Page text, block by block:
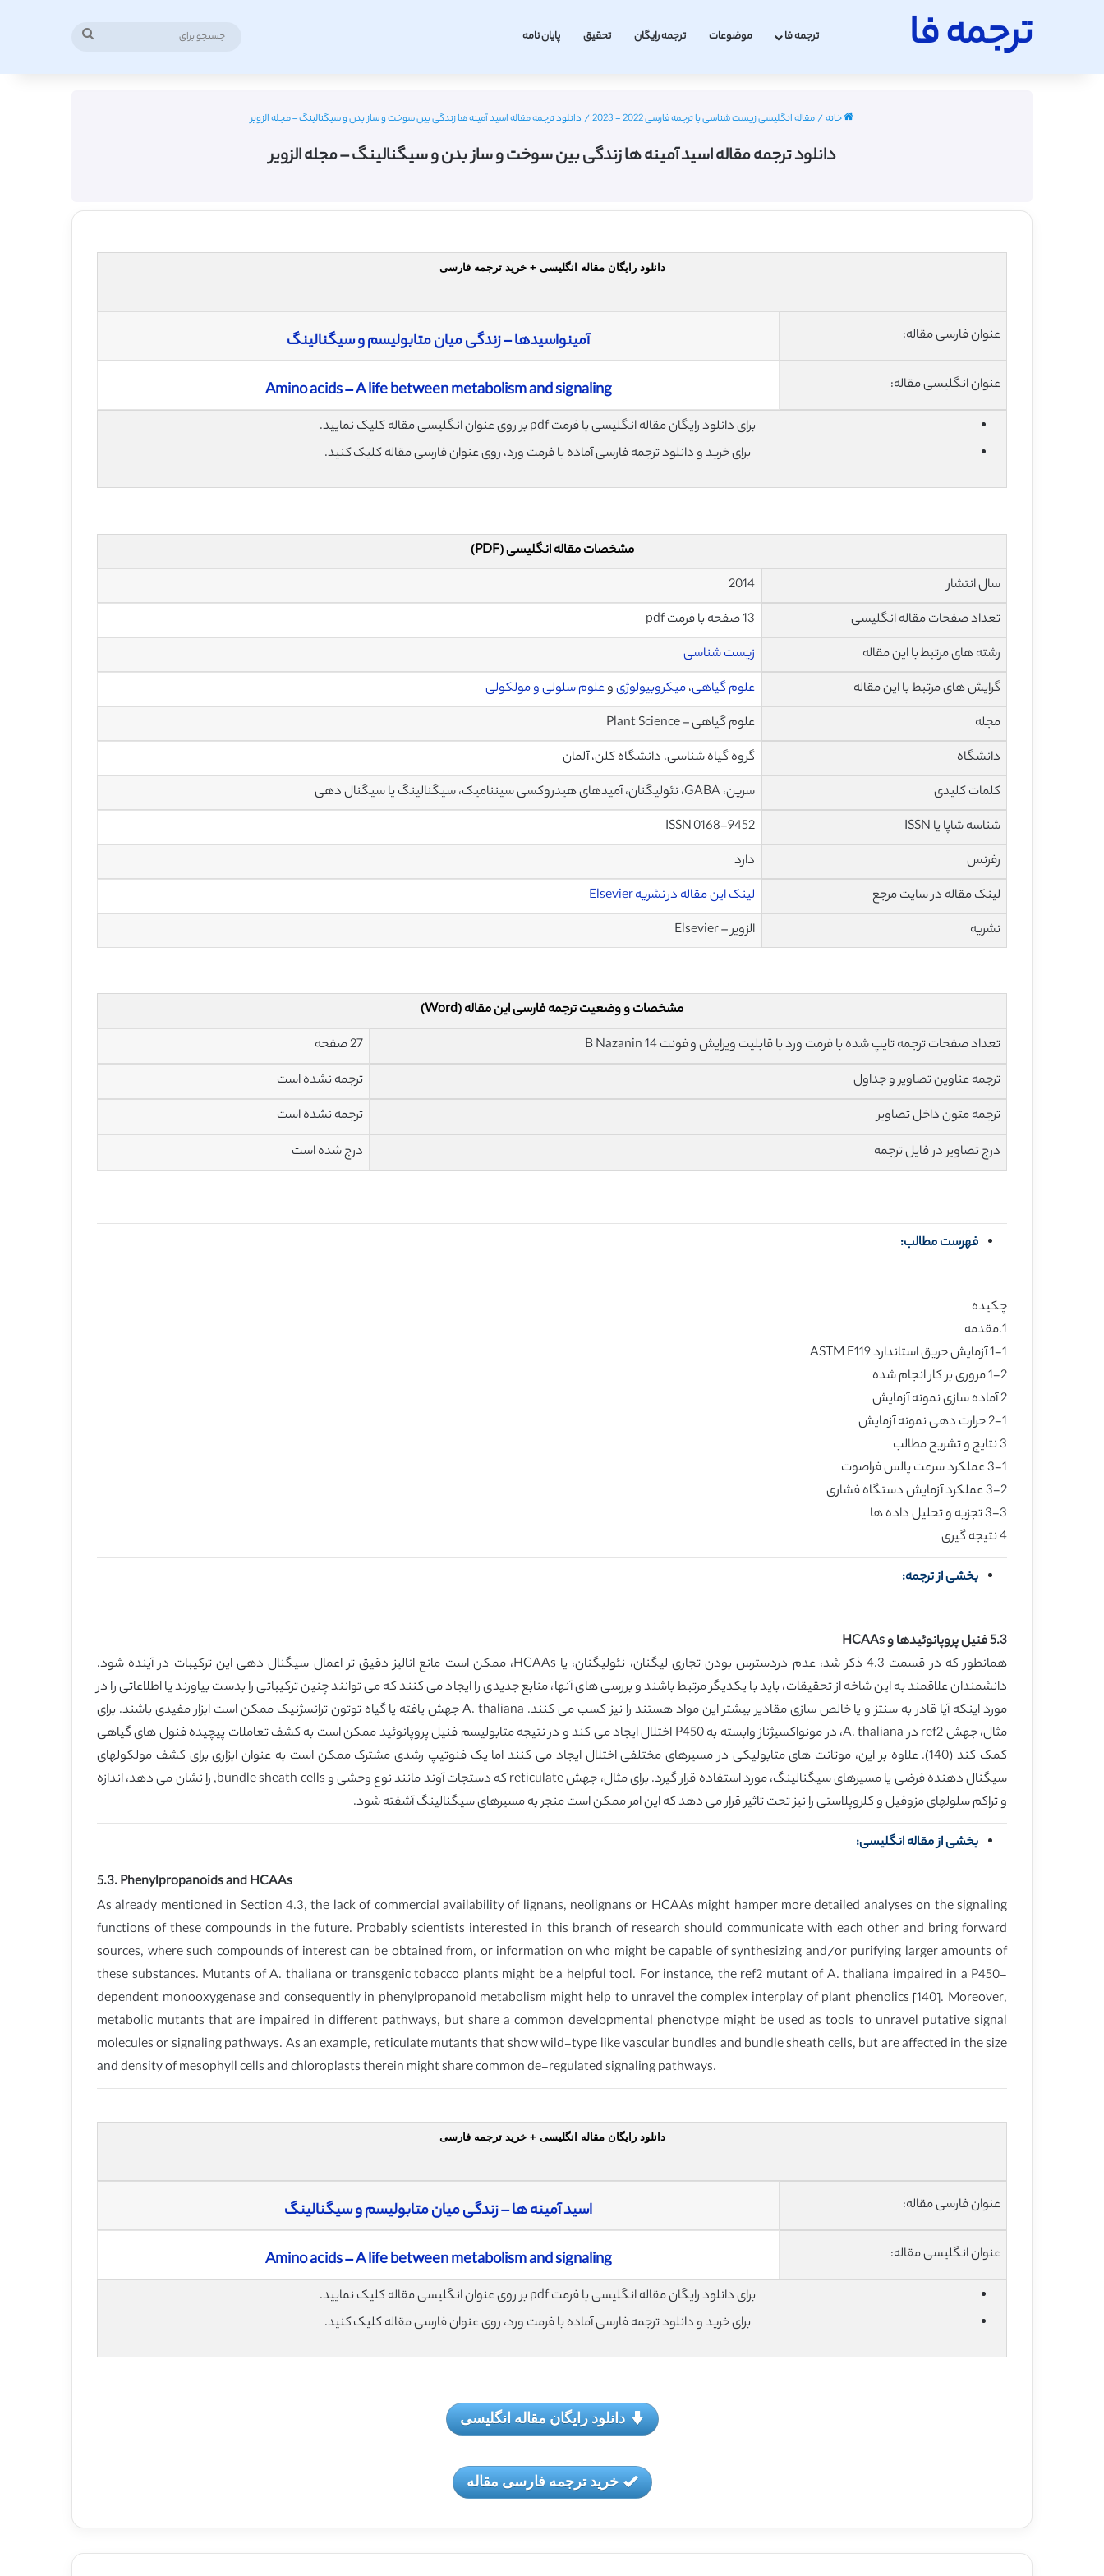
ترجمه فا ترجمه فا موضوعات ترجمه رایگان تحقیق پایان نامه
خانه/مقاله انگلیسی زیست شناسی با ترجمه فارسی 2022 - 2023 / دانلود ترجمه مقاله اسید آمینه ها زندگی بین سوخت و ساز بدن و سیگنالینگ – مجله الزویر
دانلود ترجمه مقاله اسید آمینه ها زندگی بین سوخت و ساز بدن و سیگنالینگ – مجله الزویر
دانلود رایگان مقاله انگلیسی + خرید ترجمه فارسی
عنوان فارسی مقاله: آمینواسیدها – زندگی میان متابولیسم و سیگنالینگ
عنوان انگلیسی مقاله: Amino acids – A life between metabolism and signaling
برای دانلود رایگان مقاله انگلیسی با فرمت pdf بر روی عنوان انگلیسی مقاله کلیک نمایید.
برای خرید و دانلود ترجمه فارسی آماده با فرمت ورد، روی عنوان فارسی مقاله کلیک کنید.
مشخصات مقاله انگلیسی (PDF)
سال انتشار
2014
تعداد صفحات مقاله انگلیسی
13 صفحه با فرمت pdf
رشته های مرتبط با این مقاله
زیست شناسی
گرایش های مرتبط با این مقاله
علوم گیاهی،میکروبیولوژیوعلوم سلولی و مولکولی
مجله
علوم گیاهی – Plant Science
دانشگاه
گروه گیاه شناسی، دانشگاه کلن، آلمان
کلمات کلیدی
سرین، GABA، نئولیگنان، آمیدهای هیدروکسی سیننامیک، سیگنالینگ یا سیگنال دهی
شناسه شاپا یا ISSN
ISSN 0168-9452
رفرنس
دارد
لینک مقاله در سایت مرجع
لینک این مقاله در نشریه Elsevier
نشریه
الزویر – Elsevier
مشخصات و وضعیت ترجمه فارسی این مقاله (Word)
تعداد صفحات ترجمه تایپ شده با فرمت ورد با قابلیت ویرایش و فونت 14 B Nazanin
27 صفحه
ترجمه عناوین تصاویر و جداول
ترجمه نشده است
ترجمه متون داخل تصاویر
ترجمه نشده است
درج تصاویر در فایل ترجمه
درج شده است
فهرست مطالب:
چکیده
1.مقدمه
1-1 آزمایش حریق استاندارد ASTM E119
1-2 مروری بر کار انجام شده
2 آماده سازی نمونه آزمایش
2-1 حرارت دهی نمونه آزمایش
3 نتایج و تشریح مطالب
3-1 عملکرد سرعت پالس فراصوت
3-2 عملکرد آزمایش دستگاه فشاری
3-3 تجزیه و تحلیل داده ها
4 نتیجه گیری
بخشی از ترجمه:
5.3 فنیل پروپانوئیدها و HCAAs
همانطور که در قسمت 4.3 ذکر شد، عدم دردسترس بودن تجاری لیگنان، نئولیگنان، یا HCAAs، ممکن است مانع انالیز دقیق تر اعمال سیگنال دهی این ترکیبات در آینده شود.
دانشمندان علاقمند به این شاخه از تحقیقات، باید با یکدیگر مرتبط باشند و بررسی های آنها، منابع جدیدی را ایجاد می کنند که می توانند چنین ترکیباتی را بدست بیاورند یا اطلاعاتی را در
مورد اینکه آیا قادر به سنتز و یا خالص سازی مقادیر بیشتر این مواد هستند را نیز کسب می کنند. A. thaliana جهش یافته یا گیاه توتون ترانسژنیک ممکن است ابزار مفیدی باشند. برای
مثال، جهش ref2 در A. thaliana، در مونواکسیژناز وابسته به P450 اختلال ایجاد می کند و در نتیجه متابولیسم فنیل پروپانوئید ممکن است به کشف تعاملات پیچیده فنول های گیاهی
کمک کند (140). علاوه بر این، موتانت های متابولیکی در مسیرهای مختلفی اختلال ایجاد می کنند اما یک فنوتیپ رشدی مشترک ممکن است به عنوان ابزاری برای کشف مولکولهای
سیگنال دهنده فرضی یا مسیرهای سیگنالینگ، مورد استفاده قرار گیرد. برای مثال، جهش reticulate که دستجات آوند مانند نوع وحشی و bundle sheath cells, را نشان می دهد، اندازه
و تراکم سلولهای مزوفیل و کلروپلاستی را نیز تحت تاثیر قرار می دهد که این امر ممکن است منجر به مسیرهای سیگنالینگ آشفته شود.
بخشی از مقاله انگلیسی:
5.3. Phenylpropanoids and HCAAs
As already mentioned in Section 4.3, the lack of commercial availability of lignans, neolignans or HCAAs might hamper more detailed analyses on the signaling
functions of these compounds in the future. Probably scientists interested in this branch of research should communicate with each other and bring forward
sources, where such compounds of interest can be obtained from, or information on who might be capable of synthesizing and/or purifying larger amounts of
these substances. Mutants of A. thaliana or transgenic tobacco plants might be a helpful tool. For instance, the ref2 mutant of A. thaliana impaired in a P450-
dependent monooxygenase and consequently in phenylpropanoid metabolism might help to unravel the complex interplay of plant phenolics [140]. Moreover,
metabolic mutants that are impaired in different pathways, but share a common developmental phenotype might be used as tools to unravel putative signal
molecules or signaling pathways. As an example, reticulate mutants that show wild-type like vascular bundles and bundle sheath cells, but are affected in the size
and density of mesophyll cells and chloroplasts therein might share common de-regulated signaling pathways.
دانلود رایگان مقاله انگلیسی + خرید ترجمه فارسی
عنوان فارسی مقاله: اسید آمینه ها – زندگی میان متابولیسم و سیگنالینگ
عنوان انگلیسی مقاله: Amino acids – A life between metabolism and signaling
برای دانلود رایگان مقاله انگلیسی با فرمت pdf بر روی عنوان انگلیسی مقاله کلیک نمایید.
برای خرید و دانلود ترجمه فارسی آماده با فرمت ورد، روی عنوان فارسی مقاله کلیک کنید.
دانلود رایگان مقاله انگلیسی
خرید ترجمه فارسی مقاله